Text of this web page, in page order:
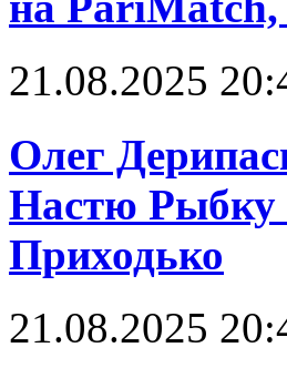
21.08.2025
Олег
Настю Рыбку
Приходько
21.08.2025